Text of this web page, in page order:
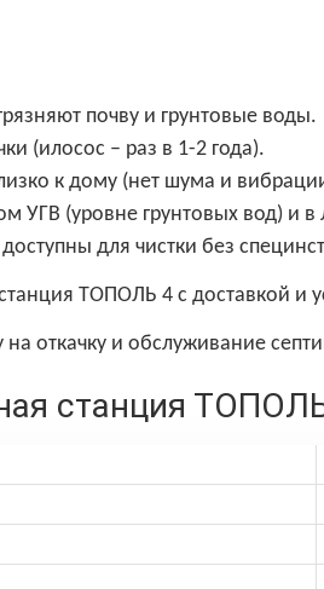
почву и грунтовые воды.
(илосос – раз в 1-2 года).
к дому (нет шума и
УГВ (уровне грунтовых вод) и в
для чистки без
ТОПОЛЬ 4 с доставкой и
откачку и обслуживание
станция